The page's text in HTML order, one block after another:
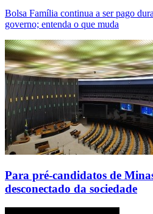
Bolsa Família continua a ser pago
governo; entenda o que muda
Para pré-candidatos de
desconectado da sociedade